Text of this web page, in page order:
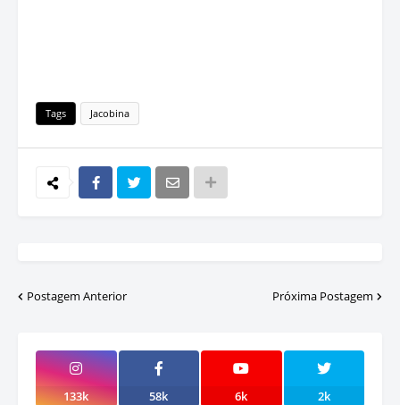
Tags Jacobina
Postagem Anterior Próxima Postagem
133k 58k 6k 2k